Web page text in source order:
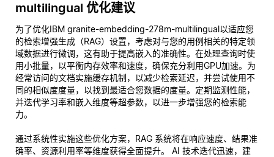
multilingual 优化建议
为了优化IBM granite-embedding-278m-multilingual以适应您
的检索增强生成（RAG）设置，考虑对与您的用例相关的特定领
域数据进行微调，这有助于提高嵌入的准确性。在处理查询时使
用小批量，以平衡内存效率和速度，确保充分利用GPU加速。为
经常访问的文档实施缓存机制，以减少检索延迟，并尝试使用不
同的相似度度量，以找到最适合您数据的度量。定期监测性能，
并迭代学习率和嵌入维度等超参数，以进一步增强您的检索能
力。
通过系统性实施这些优化方案，RAG 系统将在响应速度、结果准
确率、资源利用率等维度获得全面提升。 AI 技术迭代迅速，建